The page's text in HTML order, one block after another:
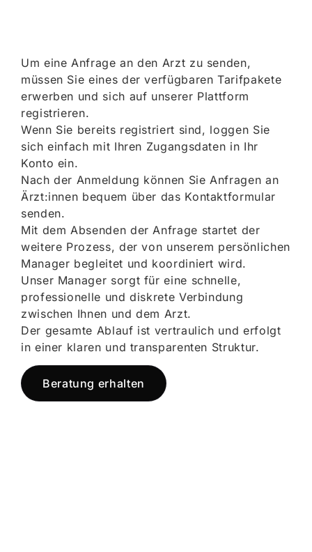
Um eine Anfrage an den Arzt zu senden,
müssen Sie eines der verfügbaren Tarifpakete
erwerben und sich auf unserer Plattform
registrieren.
Wenn Sie bereits registriert sind, loggen Sie
sich einfach mit Ihren Zugangsdaten in Ihr
Konto ein.
Nach der Anmeldung können Sie Anfragen an
Ärzt:innen bequem über das Kontaktformular
senden.
Mit dem Absenden der Anfrage startet der
weitere Prozess, der von unserem persönlichen
Manager begleitet und koordiniert wird.
Unser Manager sorgt für eine schnelle,
professionelle und diskrete Verbindung
zwischen Ihnen und dem Arzt.
Der gesamte Ablauf ist vertraulich und erfolgt
in einer klaren und transparenten Struktur.
Beratung erhalten